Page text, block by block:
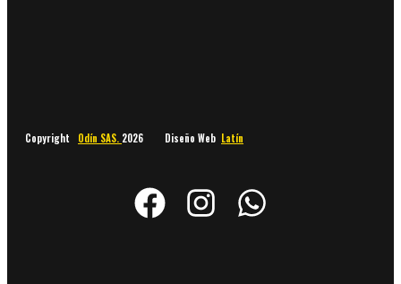
Copyright Odín SAS. 2026 Diseño Web Latín